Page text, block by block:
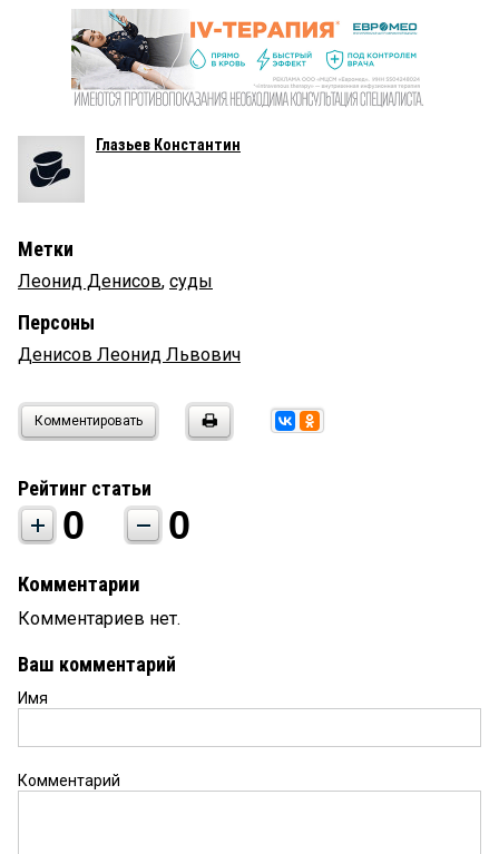
Глазьев Константин
Метки
Леонид Денисов, суды
Персоны
Денисов Леонид Львович
Комментировать
Рейтинг статьи
0 0
Комментарии
Комментариев нет.
Ваш комментарий
Имя
Комментарий